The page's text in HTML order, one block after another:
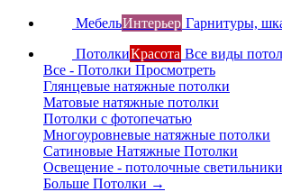
МебельИнтерьер Гарнитуры,
ПотолкиКрасота Все виды
Все - Потолки Просмотреть
Глянцевые натяжные потолки
Матовые натяжные потолки
Потолки с фотопечатью
Многоуровневые натяжные потолки
Сатиновые Натяжные Потолки
Освещение - потолочные светильники
Больше Потолки →